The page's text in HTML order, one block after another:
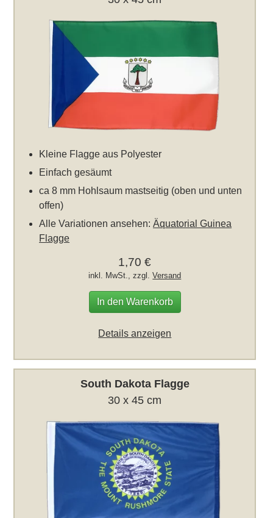
Kleine Flagge aus Polyester
Einfach gesäumt
ca 8 mm Hohlsaum mastseitig (oben und unten
offen)
Alle Variationen ansehen:Äquatorial Guinea
Flagge
1,70 €
inkl. MwSt., zzgl.Versand
In den Warenkorb
Details anzeigen
South Dakota Flagge
30 x 45 cm